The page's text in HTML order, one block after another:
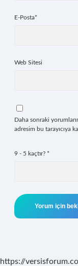
E-Posta*
Web Sitesi
Daha sonraki
adresim bu tarayıcıya
9 - 5 kaçtır? *
https://